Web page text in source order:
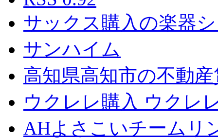
サックス購入の楽器
サンハイム
高知県高知市の不動
ウクレレ購入 ウクレ
AHよさこいチームリ